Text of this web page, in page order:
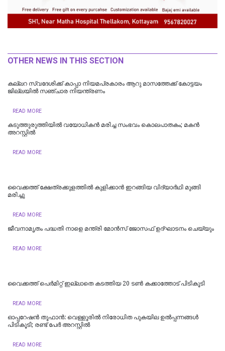
OTHER NEWS IN THIS SECTION
കല്ലറ സ്വദേശിക്ക് കാപ്പാ നിയമപ്രകാരം ആറു മാസത്തേക്ക് കോട്ടയം
ജില്ലയിൽ സഞ്ചാര നിയന്ത്രണം
READ MORE
കടുത്തുരുത്തിയിൽ വയോധികന്‍ മരിച്ച സംഭവം കൊലപാതകം; മകന്‍
അറസ്റ്റില്‍
READ MORE
വൈക്കത്ത് ക്ഷേത്രക്കുളത്തിൽ കുളിക്കാൻ ഇറങ്ങിയ വിദ്യാർഥി മുങ്ങി
മരിച്ചു
READ MORE
ജീവനാമൃതം പദ്ധതി നാളെ മന്ത്രി മോന്‍സ് ജോസഫ് ഉദ്ഘാടനം ചെയ്യും
READ MORE
വൈക്കത്ത് പെർമിറ്റ് ഇല്ലാതെ കടത്തിയ 20 ടൺ കക്കാത്തോട് പിടികൂടി
READ MORE
ഓപ്പറേഷൻ തൂഫാൻ: വെള്ളൂരിൽ നിരോധിത പുകയില ഉൽപ്പന്നങ്ങൾ
പിടികൂടി; രണ്ട് പേർ അറസ്റ്റിൽ
READ MORE